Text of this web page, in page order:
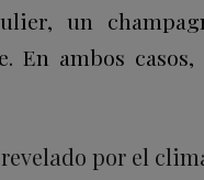
un
ambos
por el